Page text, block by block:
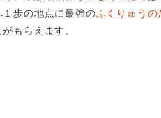
歩の地点に最強のふくりゅうの
がもらえます。